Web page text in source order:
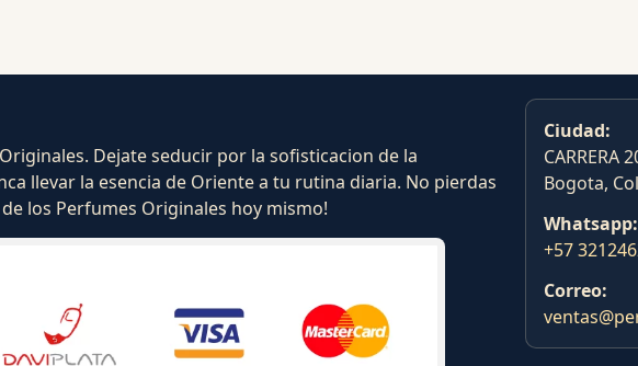
Dejate seducir por la sofisticacion de la
llevar la esencia de Oriente a tu rutina diaria. No pierdas
los Perfumes Originales hoy mismo!
Ciudad:
CARRERA
Bogota,
Whatsapp:
+57
Correo: